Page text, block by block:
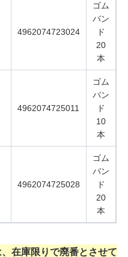
4962074723024
ゴム
バン
ド
20
本
4962074725011
ゴム
バン
ド
10
本
4962074725028
ゴム
バン
ド
20
本
在庫限りで廃番とさせて